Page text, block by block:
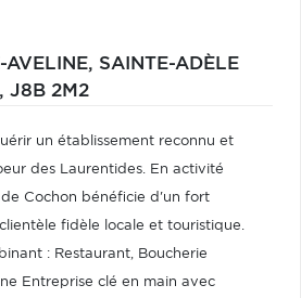
AVELINE, SAINTE-ADÈLE
J8B 2M2
un établissement reconnu et
des Laurentides. En activité
de Cochon bénéficie d'un fort
fidèle locale et touristique.
: Restaurant, Boucherie
Entreprise clé en main avec